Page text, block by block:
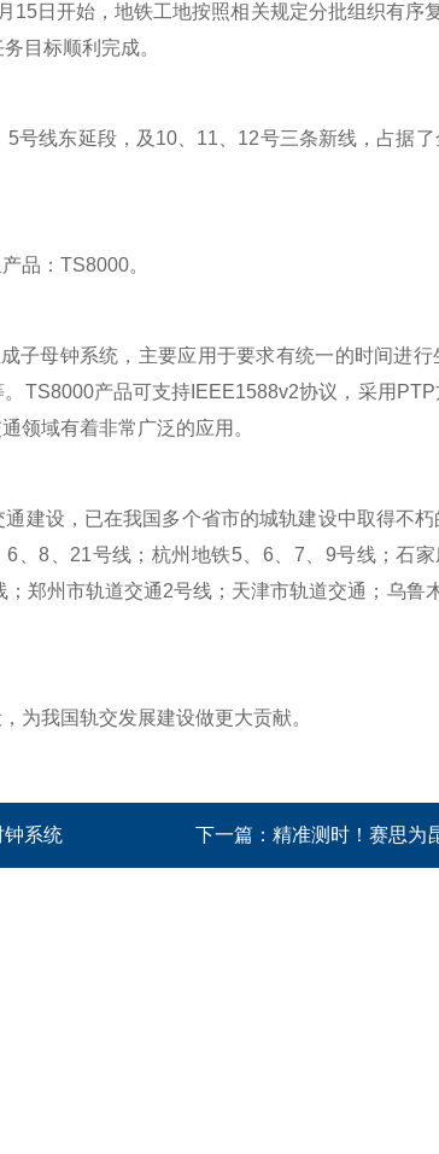
日开始，地铁工地按照相关规定分批组织有序
目标顺利完成。
线东延段，及10、11、12号三条新线，占据了
品：TS8000。
母钟系统，主要应用于要求有统一的时间进行
TS8000产品可支持IEEE1588v2协议，采用
领域有着非常广泛的应用。
设，已在我国多个省市的城轨建设中取得不朽
、8、21号线；杭州地铁5、6、7、9号线；石
郑州市轨道交通2号线；天津市轨道交通；乌鲁
我国轨交发展建设做更大贡献。
钟系统 下一篇： 精准测时！赛思为